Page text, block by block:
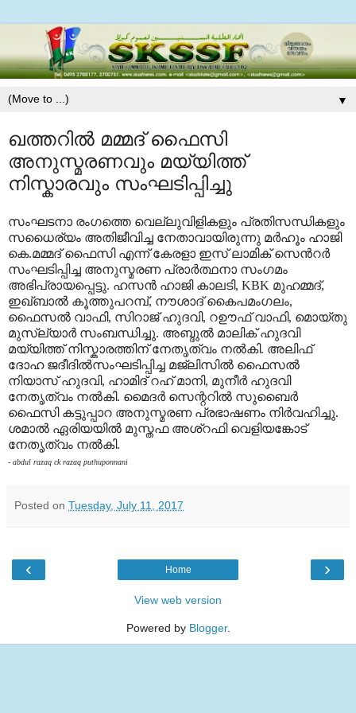
▼
ഖത്തറിൽ മമ്മദ് ഫൈസി
അനുസ്മരണവും മയ്യിത്ത്
നിസ്കാരവും സംഘടിപ്പിച്ചു
സംഘടനാ രംഗത്തെ വെല്ലുവിളികളും പ്രതിസന്ധികളും
സധൈര്യം അതിജീവിച്ച നേതാവായിരുന്നു മർഹൂം ഹാജി
കെ.മമ്മദ് ഫൈസി എന്ന് കേരളാ ഇസ് ലാമിക് സെൻറർ
സംഘടിപ്പിച്ച അനുസ്മരണ പ്രാർത്ഥനാ സംഗമം
അഭിപ്രായപ്പെട്ടു. ഹസൻ ഹാജി കാലടി, KBK മുഹമ്മദ്,
ഇഖ്ബാൽ കൂത്തുപറമ്പ്, നൗശാദ് കൈപമംഗലം,
ഫൈസൽ വാഫി, സിറാജ് ഹുദവി, റഊഫ് വാഫി, മൊയ്തു
മുസ്ല്യാർ സംബന്ധിച്ചു. അബ്ദുൽ മാലിക് ഹുദവി
മയ്യിത്ത് നിസ്കാരത്തിന് നേതൃത്വം നൽകി. അലിഫ്
ദോഹ ജദീദിൽസംഘടിപ്പിച്ച മജ്ലിസിൽ ഫൈസൽ
നിയാസ് ഹുദവി, ഹാമിദ് റഹ് മാനി, മുനീർ ഹുദവി
നേതൃത്വം നൽകി. മൈദർ സെന്ററിൽ സുബൈർ
ഫൈസി കട്ടുപ്പാറ അനുസ്മരണ പ്രഭാഷണം നിർവഹിച്ചു.
ശമാൽ ഏരിയയിൽ മുസ്തഫ അശ്റഫി വെളിയങ്കോട്
നേതൃത്വം നൽകി.
- abdul razaq ck razaq puthuponnani
Posted on Tuesday, July 11, 2017
‹ ›
Home
View web version
Powered by Blogger.